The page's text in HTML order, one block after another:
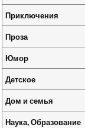
Приключения
Проза
Юмор
Детское
Дом и семья
Наука, Образование